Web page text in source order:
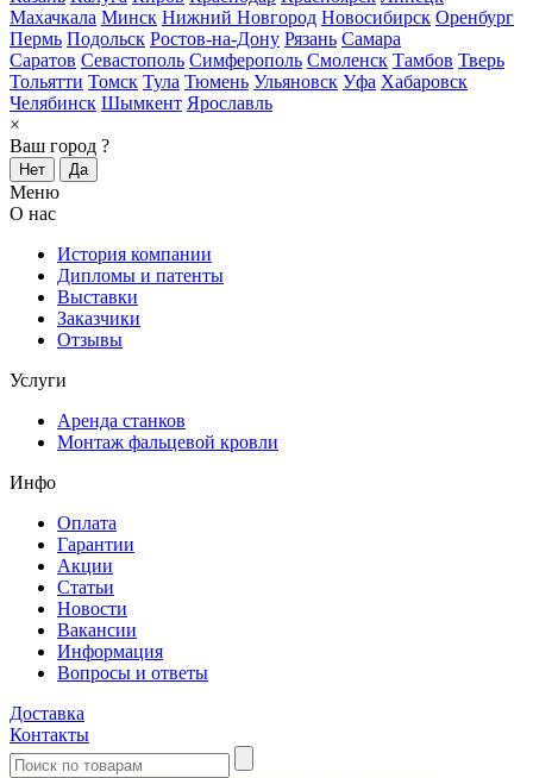
Махачкала Минск Нижний Новгород Новосибирск Оренбург
Пермь Подольск Ростов-на-Дону Рязань Самара
Саратов Севастополь Симферополь Смоленск Тамбов Тверь
Тольятти Томск Тула Тюмень Ульяновск Уфа Хабаровск
Челябинск Шымкент Ярославль
×
Ваш город ?
Нет Да
Меню
О нас
История компании
Дипломы и патенты
Выставки
Заказчики
Отзывы
Услуги
Аренда станков
Монтаж фальцевой кровли
Инфо
Оплата
Гарантии
Акции
Статьи
Новости
Вакансии
Информация
Вопросы и ответы
Доставка
Контакты